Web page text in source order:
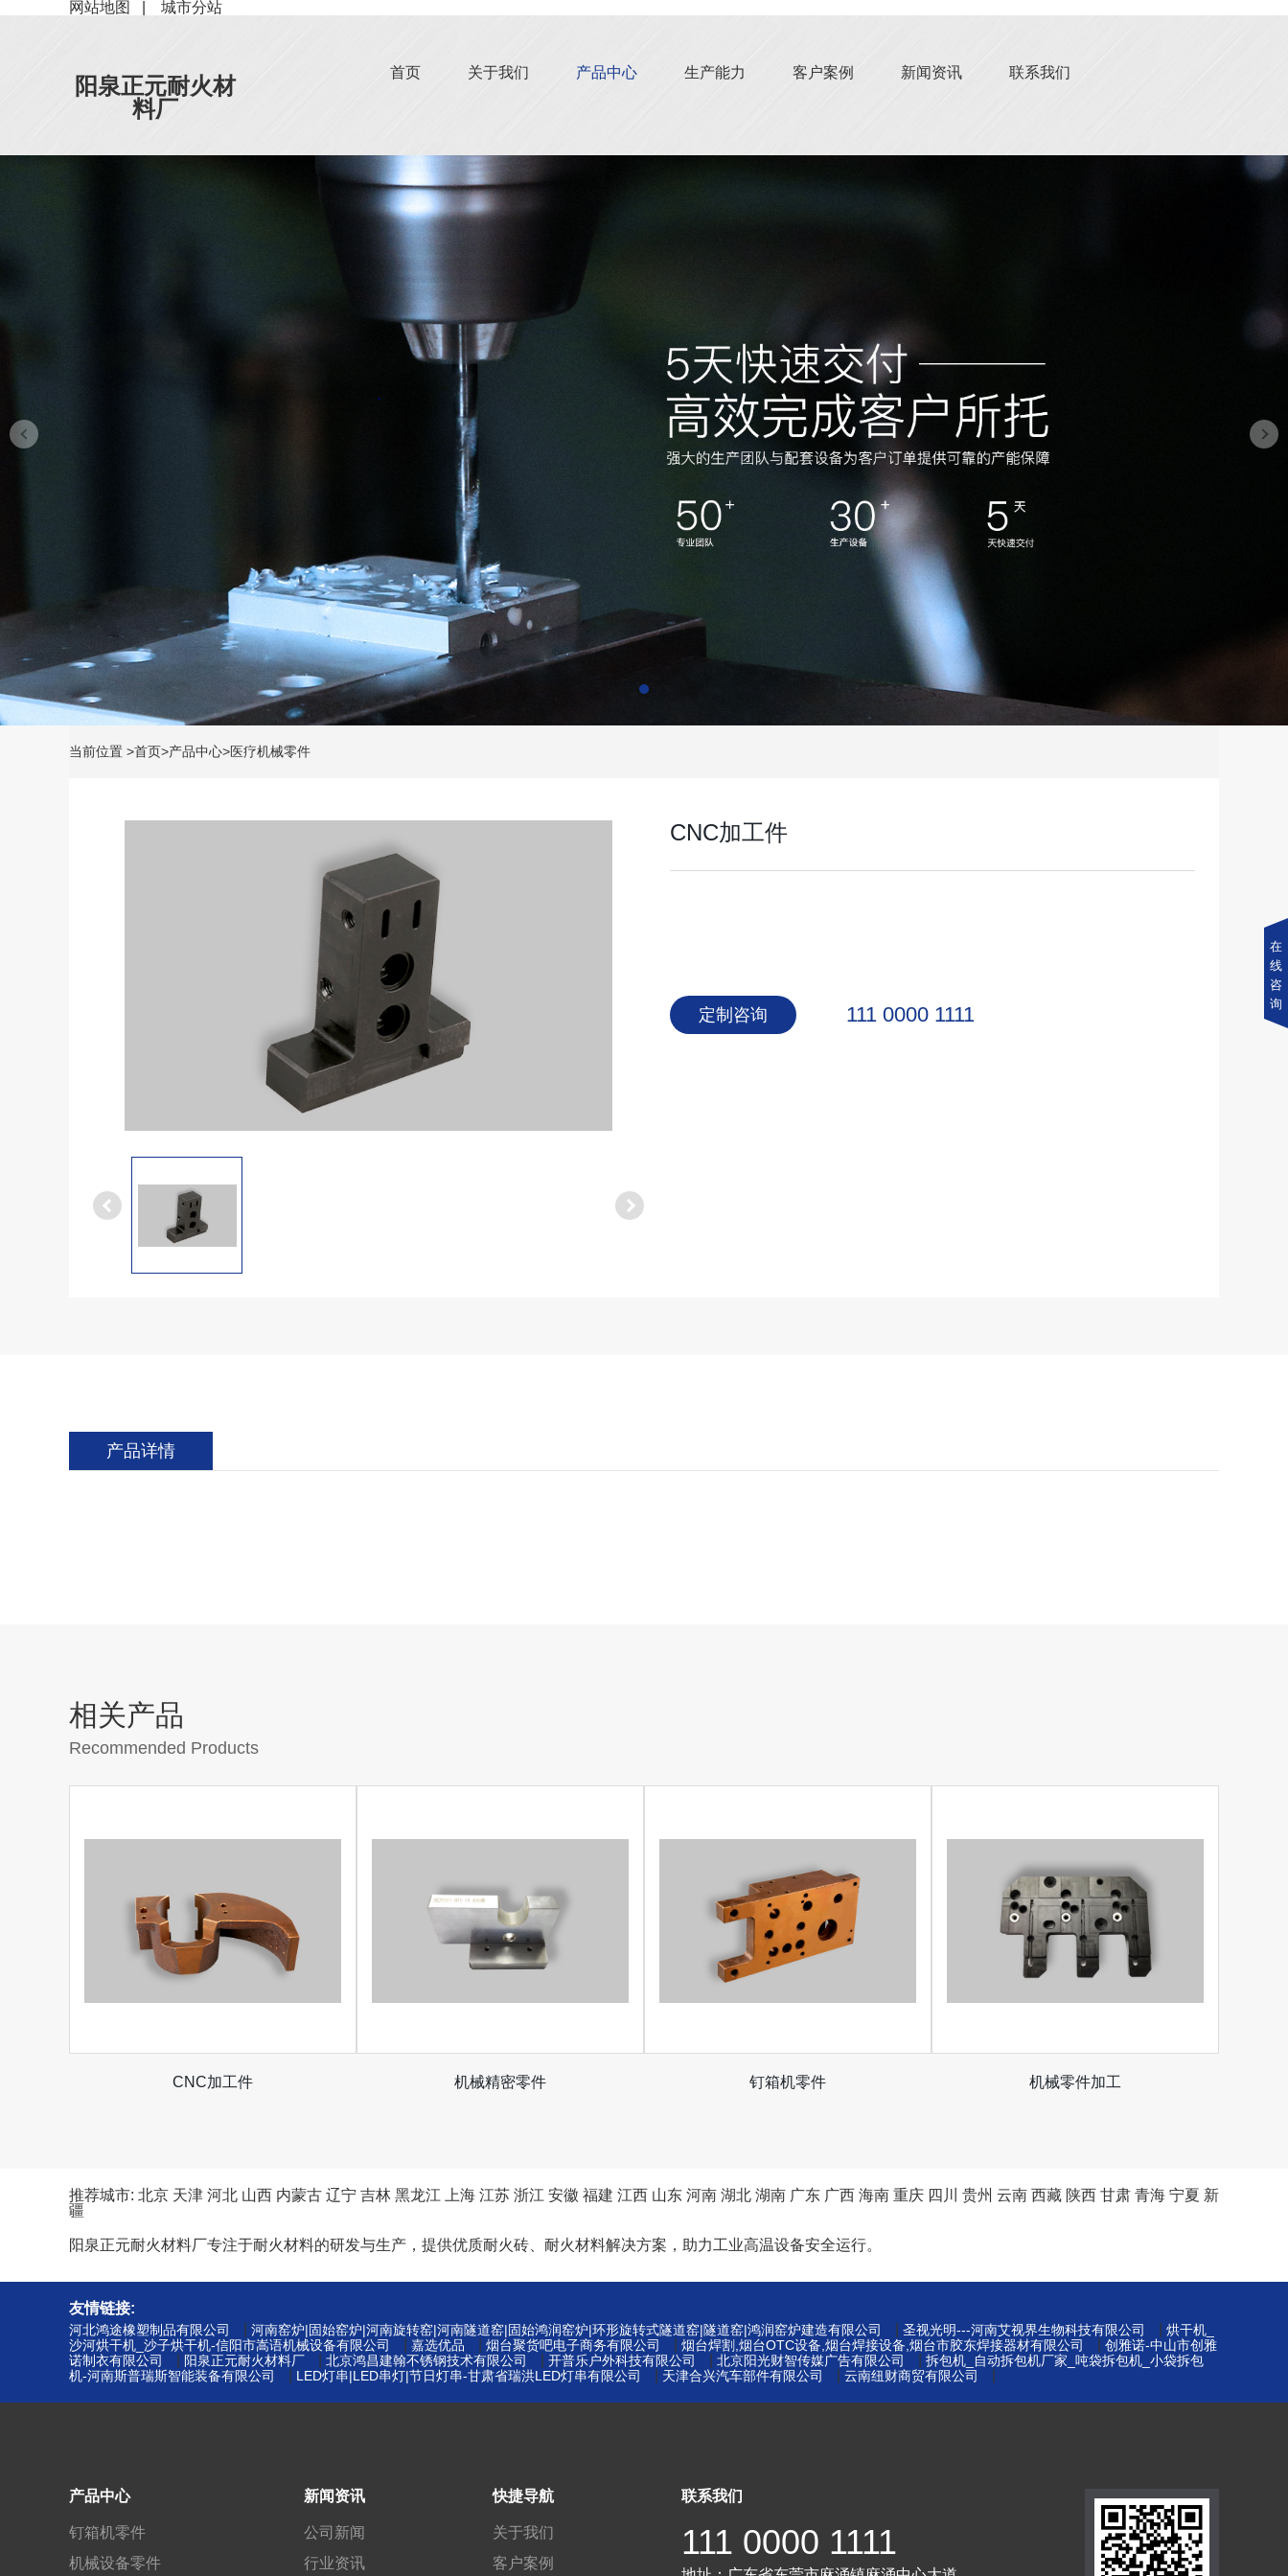
网站地图 城市分站
阳泉正元耐火材
料厂
首页 关于我们 产品中心 生产能力 客户案例 新闻资讯 联系我们
当前位置 >首页>产品中心>医疗机械零件
CNC加工件
定制咨询 111 0000 1111
产品详情
相关产品
Recommended Products
CNC加工件 机械精密零件 钉箱机零件 机械零件加工
推荐城市: 北京 天津 河北 山西 内蒙古 辽宁 吉林 黑龙江 上海 江苏 浙江 安徽 福建 江西 山东 河南 湖北 湖南 广东 广西 海南 重庆 四川 贵州 云南 西藏 陕西 甘肃 青海 宁夏 新
疆
阳泉正元耐火材料厂专注于耐火材料的研发与生产，提供优质耐火砖、耐火材料解决方案，助力工业高温设备安全运行。
友情链接:
河北鸿途橡塑制品有限公司 河南窑炉|固始窑炉|河南旋转窑|河南隧道窑|固始鸿润窑炉|环形旋转式隧道窑|隧道窑|鸿润窑炉建造有限公司 圣视光明---河南艾视界生物科技有限公司
烘干机_
沙河烘干机_沙子烘干机-信阳市嵩语机械设备有限公司
嘉选优品 烟台聚货吧电子商务有限公司 烟台焊割,烟台OTC设备,烟台焊接设备,烟台市胶东焊接器材有限公司
创雅诺-中山市创雅
诺制衣有限公司
阳泉正元耐火材料厂 北京鸿昌建翰不锈钢技术有限公司 开普乐户外科技有限公司 北京阳光财智传媒广告有限公司
拆包机_自动拆包机厂家_吨袋拆包机_小袋拆包
机-河南斯普瑞斯智能装备有限公司
LED灯串|LED串灯|节日灯串-甘肃省瑞洪LED灯串有限公司 天津合兴汽车部件有限公司 云南纽财商贸有限公司
产品中心
钉箱机零件
机械设备零件
新闻资讯
公司新闻
行业资讯
快捷导航
关于我们
客户案例
联系我们
111 0000 1111
在
线
咨
询